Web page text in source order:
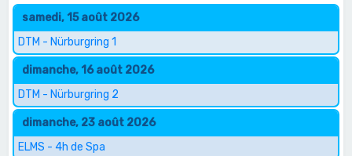
samedi, 15 août 2026
DTM - Nürburgring 1
dimanche, 16 août 2026
DTM - Nürburgring 2
dimanche, 23 août 2026
ELMS - 4h de Spa